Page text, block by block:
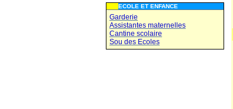
ECOLE ET ENFANCE
Garderie
Assistantes maternelles
Cantine scolaire
Sou des Ecoles